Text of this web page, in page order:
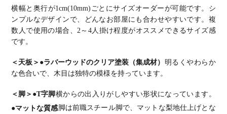
テーブル 長
方形 食卓テ
ーブル おし
ゃれ 北欧モ
ダン ダイニ
ング ナチュ
ラル
テーブル 長
方形 食卓テ
ーブル おし
ゃれ 北欧モ
ダン ダイニ
テーブル 長
方形 食卓テ
ーブル おし
ゃれ ウッデ
ィモダン ダ
テーブル 長
方形 食卓テ
ーブル おし
ゃれ ウッデ
ィモダン ダ
テーブル 長
方形 食卓テ
ーブル おし
ゃれ 北欧モ
ダン ダイニ
横幅と奥行が1cm(10mm)ごとにサイズオーダーが可能です。 シ
ンプルなデザインで、どんなお部屋にも合わせやすいです。 複
数人で使用の場合、2～4人掛け程度がオススメできるサイズ感
です。
＜天板＞ ●ラバーウッドのクリア塗装（集成材）
明るくやわらか
な色合いで、木目は独特の模様を持っています。
＜脚＞ ●T字脚横からの出入りがしやすい形状になっています。
●マットな質感脚は前職スチール脚で、マットな梨地仕上げとな